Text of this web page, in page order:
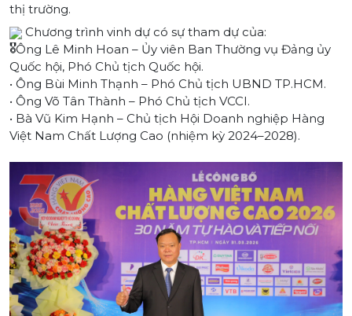
thị trường.
Chương trình vinh dự có sự tham dự của:
• Ông Lê Minh Hoan – Ủy viên Ban Thường vụ Đảng ủy
Quốc hội, Phó Chủ tịch Quốc hội.
• Ông Bùi Minh Thạnh – Phó Chủ tịch UBND TP.HCM.
• Ông Võ Tân Thành – Phó Chủ tịch VCCI.
• Bà Vũ Kim Hạnh – Chủ tịch Hội Doanh nghiệp Hàng
Việt Nam Chất Lượng Cao (nhiệm kỳ 2024–2028).